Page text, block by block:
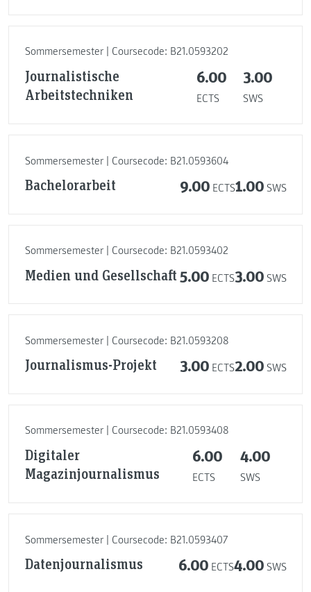
Sommersemester | Coursecode: B21.0593202
Journalistische
Arbeitstechniken
6.00
ECTS
3.00
SWS
Sommersemester | Coursecode: B21.0593604
Bachelorarbeit 9.00 ECTS1.00 SWS
Sommersemester | Coursecode: B21.0593402
Medien und Gesellschaft5.00 ECTS3.00 SWS
Sommersemester | Coursecode: B21.0593208
Journalismus-Projekt 3.00 ECTS2.00 SWS
Sommersemester | Coursecode: B21.0593408
Digitaler
Magazinjournalismus
6.00
ECTS
4.00
SWS
Sommersemester | Coursecode: B21.0593407
Datenjournalismus 6.00 ECTS4.00 SWS